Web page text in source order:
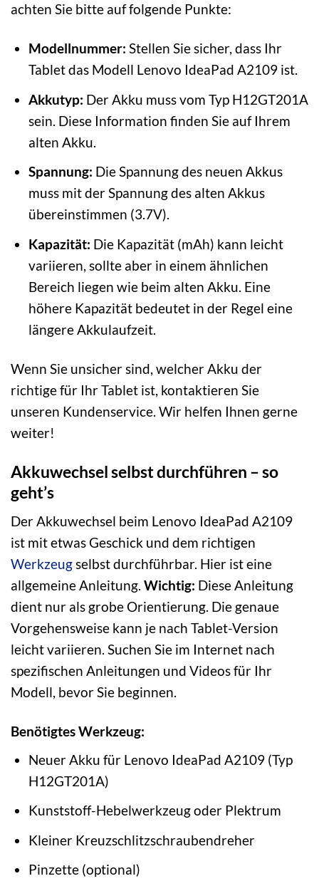
achten Sie bitte auf folgende Punkte:
Modellnummer: Stellen Sie sicher, dass Ihr
Tablet das Modell Lenovo IdeaPad A2109 ist.
Akkutyp: Der Akku muss vom Typ H12GT201A
sein. Diese Information finden Sie auf Ihrem
alten Akku.
Spannung: Die Spannung des neuen Akkus
muss mit der Spannung des alten Akkus
übereinstimmen (3.7V).
Kapazität: Die Kapazität (mAh) kann leicht
variieren, sollte aber in einem ähnlichen
Bereich liegen wie beim alten Akku. Eine
höhere Kapazität bedeutet in der Regel eine
längere Akkulaufzeit.
Wenn Sie unsicher sind, welcher Akku der
richtige für Ihr Tablet ist, kontaktieren Sie
unseren Kundenservice. Wir helfen Ihnen gerne
weiter!
Akkuwechsel selbst durchführen – so
geht’s
Der Akkuwechsel beim Lenovo IdeaPad A2109
ist mit etwas Geschick und dem richtigen
Werkzeugselbst durchführbar. Hier ist eine
allgemeine Anleitung. Wichtig: Diese Anleitung
dient nur als grobe Orientierung. Die genaue
Vorgehensweise kann je nach Tablet-Version
leicht variieren. Suchen Sie im Internet nach
spezifischen Anleitungen und Videos für Ihr
Modell, bevor Sie beginnen.
Benötigtes Werkzeug:
Neuer Akku für Lenovo IdeaPad A2109 (Typ
H12GT201A)
Kunststoff-Hebelwerkzeug oder Plektrum
Kleiner Kreuzschlitzschraubendreher
Pinzette (optional)